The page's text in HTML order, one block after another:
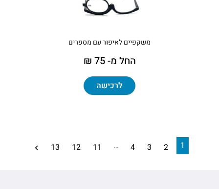
משקפיים לאיפור עם מספרים
החל מ- 75 ₪
לרכישה
1
2
3
4
…
11
12
13